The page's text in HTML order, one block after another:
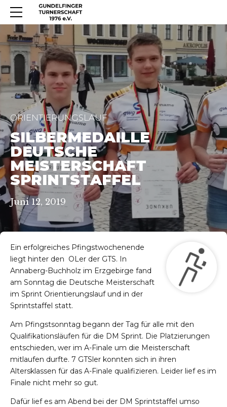
ORIENTIERUNGSLAUF
SILBERMEDAILLE
DEUTSCHE
MEISTERSCHAFT
SPRINTSTAFFEL
Juni 12, 2019
Ein erfolgreiches Pfingstwochenende
liegt hinter den OLer der GTS. In
Annaberg-Buchholz im Erzgebirge fand
am Sonntag die Deutsche Meisterschaft
im Sprint Orientierungslauf und in der
Sprintstaffel statt.
Am Pfingstsonntag begann der Tag für alle mit den
Qualifikationsläufen für die DM Sprint. Die Platzierungen
entschieden, wer im A-Finale um die Meisterschaft
mitlaufen durfte. 7 GTSler konnten sich in ihren
Altersklassen für das A-Finale qualifizieren. Leider lief es im
Finale nicht mehr so gut.
Dafür lief es am Abend bei der DM Sprintstaffel umso